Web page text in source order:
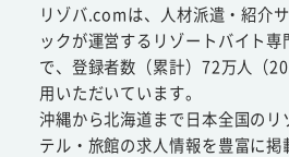
リゾバ.comは、人材派遣・紹介
ックが運営するリゾートバイト専
で、登録者数（累計）72万人（
用いただいています。
沖縄から北海道まで日本全国のリ
テル・旅館の求人情報を豊富に